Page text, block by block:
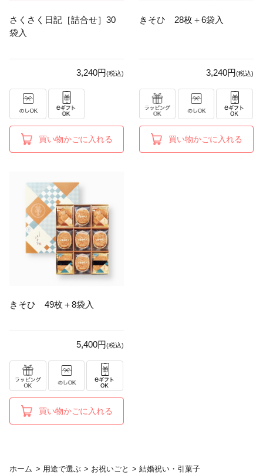
さくさく日記［詰合せ］30
袋入
3,240円(税込)
買い物かごに入れる
きそひ 28枚＋6袋入
3,240円(税込)
買い物かごに入れる
きそひ 49枚＋8袋入
5,400円(税込)
買い物かごに入れる
ホーム > 用途で選ぶ > お祝いごと >結婚祝い・引菓子